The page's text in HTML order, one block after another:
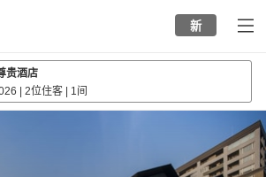
新
贵酒店
2位住客 1间